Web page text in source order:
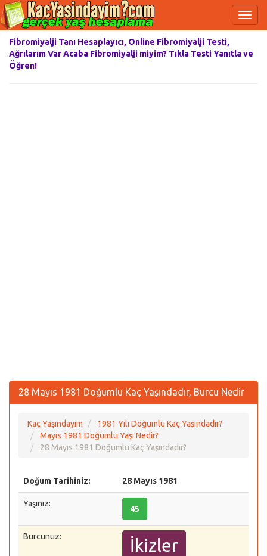
Fibromiyalji Tanı Hesaplayıcı, Online Fibromiyalji Testi,
Ağrılarım Var Acaba Fibromiyalji miyim? Tıkla Testi Yanıtla ve
Öğren!
28 Mayıs 1981 Doğumlu Kaç Yaşındadır, Burcu Nedir
Kaç Yaşındayım
1981 Yılı Doğumlu Kaç Yaşındadır?
Mayıs 1981 Doğumlu Yaşı Nedir?
28 Mayıs 1981 Doğumlu Kaç Yaşındadır?
Doğum Tarihiniz: 28 Mayıs 1981
Yaşınız:
45
Burcunuz: İkizler